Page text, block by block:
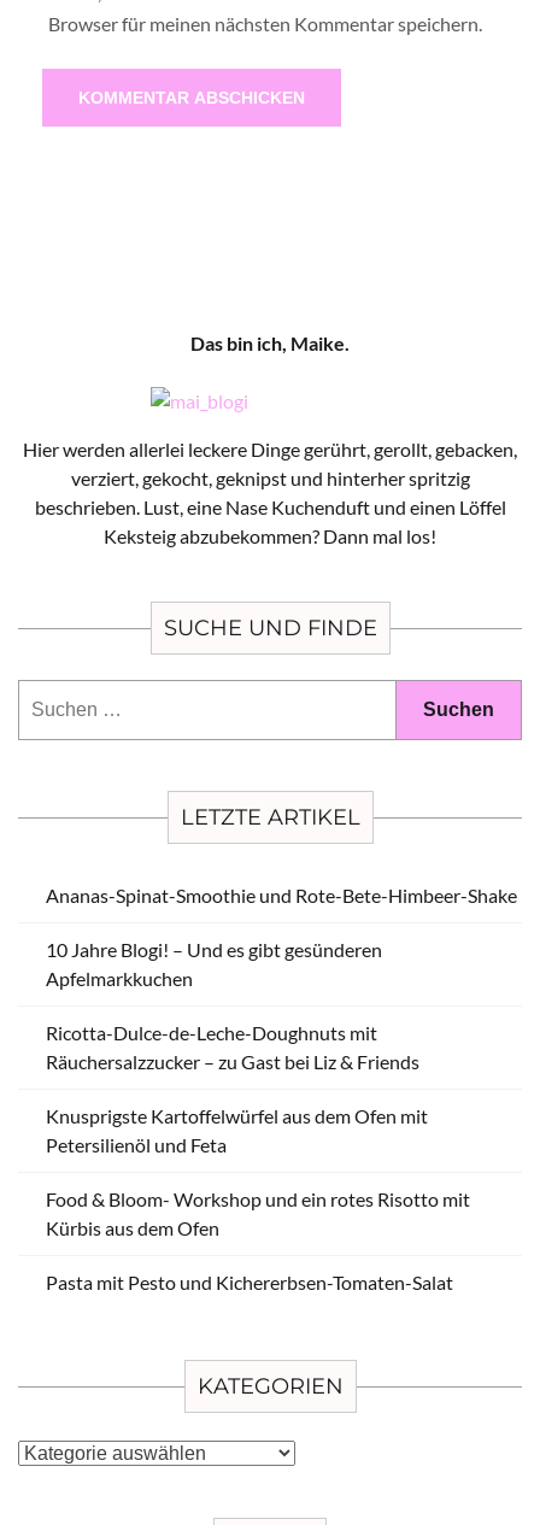
Browser für meinen nächsten Kommentar speichern.
Das bin ich, Maike.
Hier werden allerlei leckere Dinge gerührt, gerollt, gebacken,
verziert, gekocht, geknipst und hinterher spritzig
beschrieben. Lust, eine Nase Kuchenduft und einen Löffel
Keksteig abzubekommen? Dann mal los!
SUCHE UND FINDE
LETZTE ARTIKEL
Ananas-Spinat-Smoothie und Rote-Bete-Himbeer-Shake
10 Jahre Blogi! – Und es gibt gesünderen
Apfelmarkkuchen
Ricotta-Dulce-de-Leche-Doughnuts mit
Räuchersalzzucker – zu Gast bei Liz & Friends
Knusprigste Kartoffelwürfel aus dem Ofen mit
Petersilienöl und Feta
Food & Bloom- Workshop und ein rotes Risotto mit
Kürbis aus dem Ofen
Pasta mit Pesto und Kichererbsen-Tomaten-Salat
KATEGORIEN
Kategorien